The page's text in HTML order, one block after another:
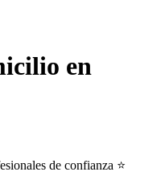
en
de confianza ⭐️